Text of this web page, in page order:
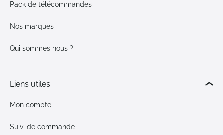
Pack de télécommandes
Nos marques
Qui sommes nous ?
Liens utiles
Mon compte
Suivi de commande